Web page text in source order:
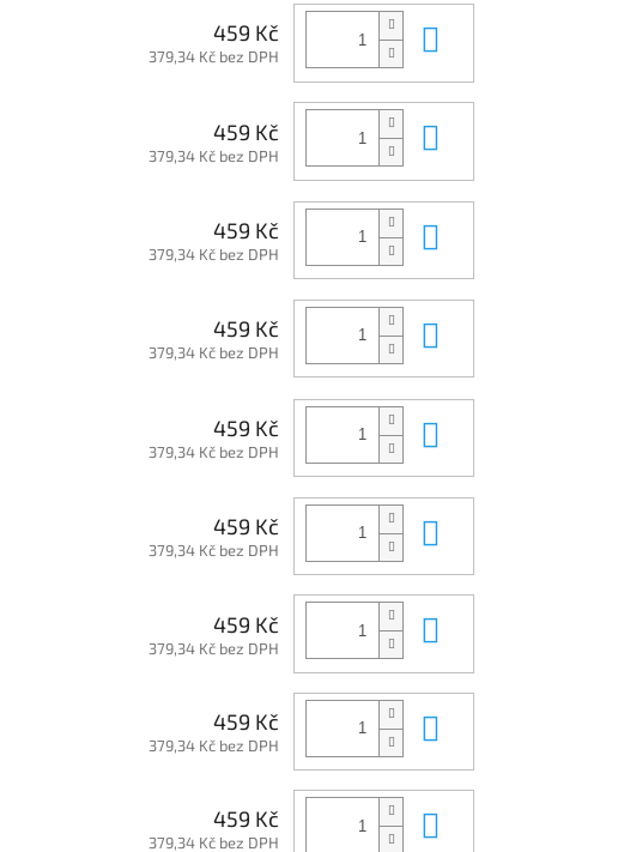
459 Kč
379,34 Kč bez DPH
459 Kč
379,34 Kč bez DPH
459 Kč
379,34 Kč bez DPH
459 Kč
379,34 Kč bez DPH
459 Kč
379,34 Kč bez DPH
459 Kč
379,34 Kč bez DPH
459 Kč
379,34 Kč bez DPH
459 Kč
379,34 Kč bez DPH
459 Kč
379,34 Kč bez DPH